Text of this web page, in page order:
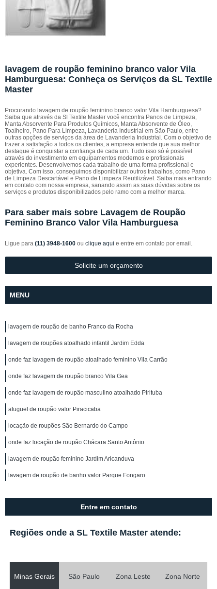
lavagem de roupão feminino branco valor Vila
Hamburguesa: Conheça os Serviços da SL Textile
Master
Procurando lavagem de roupão feminino branco valor Vila Hamburguesa?
Saiba que através da Sl Textile Master você encontra Panos de Limpeza,
Manta Absorvente Para Produtos Químicos, Manta Absorvente de Óleo,
Toalheiro, Pano Para Limpeza, Lavanderia Industrial em São Paulo, entre
outras opções de serviços da área de Lavanderia Industrial. Com o objetivo de
trazer a satisfação a todos os clientes, a empresa entende que sua melhor
destaque é conquistar a confiança de cada um. Tudo isso só é possível
através do investimento em equipamentos modernos e profissionais
experientes. Desenvolvemos cada trabalho de uma forma profissional e
objetiva. Com isso, conseguimos disponibilizar outros trabalhos, como Pano
de Limpeza Descartável e Pano de Limpeza Reutilizável. Saiba mais entrando
em contato com nossa empresa, sanando assim as suas dúvidas sobre os
serviços e produtos disponibilizados pelo ramo com a melhor marca.
Para saber mais sobre Lavagem de Roupão
Feminino Branco Valor Vila Hamburguesa
Ligue para (11) 3948-1600 ou clique aqui e entre em contato por email.
Solicite um orçamento
MENU
lavagem de roupão de banho Franco da Rocha
lavagem de roupões atoalhado infantil Jardim Edda
onde faz lavagem de roupão atoalhado feminino Vila Carrão
onde faz lavagem de roupão branco Vila Gea
onde faz lavagem de roupão masculino atoalhado Pirituba
aluguel de roupão valor Piracicaba
locação de roupões São Bernardo do Campo
onde faz locação de roupão Chácara Santo Antônio
lavagem de roupão feminino Jardim Aricanduva
lavagem de roupão de banho valor Parque Fongaro
Entre em contato
Regiões onde a SL Textile Master atende:
Minas Gerais São Paulo Zona Leste Zona Norte